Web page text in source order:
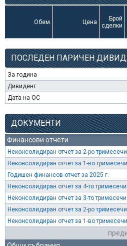
Обем Цена
Брой
сделки
ПОСЛЕДЕН ПАРИЧЕН
За година
Дивидент
Дата на ОС
ДОКУМЕНТИ
Финансови отчети
Неконсолидиран отчет за 2-ро
Неконсолидиран отчет за 1-во
Годишен финансов отчет за 2025 г.
Неконсолидиран отчет за 4-то
Неконсолидиран отчет за 3-то
Неконсолидиран отчет за 2-ро
Неконсолидиран отчет за 1-во